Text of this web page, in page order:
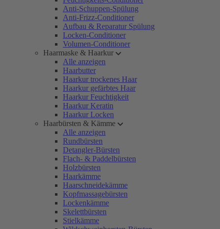
Anti-Schuppen-Spülung
Anti-Frizz-Conditioner
Aufbau & Reparatur Spülung
Locken-Conditioner
Volumen-Conditioner
Haarmaske & Haarkur
Alle anzeigen
Haarbutter
Haarkur trockenes Haar
Haarkur gefärbtes Haar
Haarkur Feuchtigkeit
Haarkur Keratin
Haarkur Locken
Haarbürsten & Kämme
Alle anzeigen
Rundbürsten
Detangler-Bürsten
Flach- & Paddelbürsten
Holzbürsten
Haarkämme
Haarschneidekämme
Kopfmassagebürsten
Lockenkämme
Skelettbürsten
Stielkämme